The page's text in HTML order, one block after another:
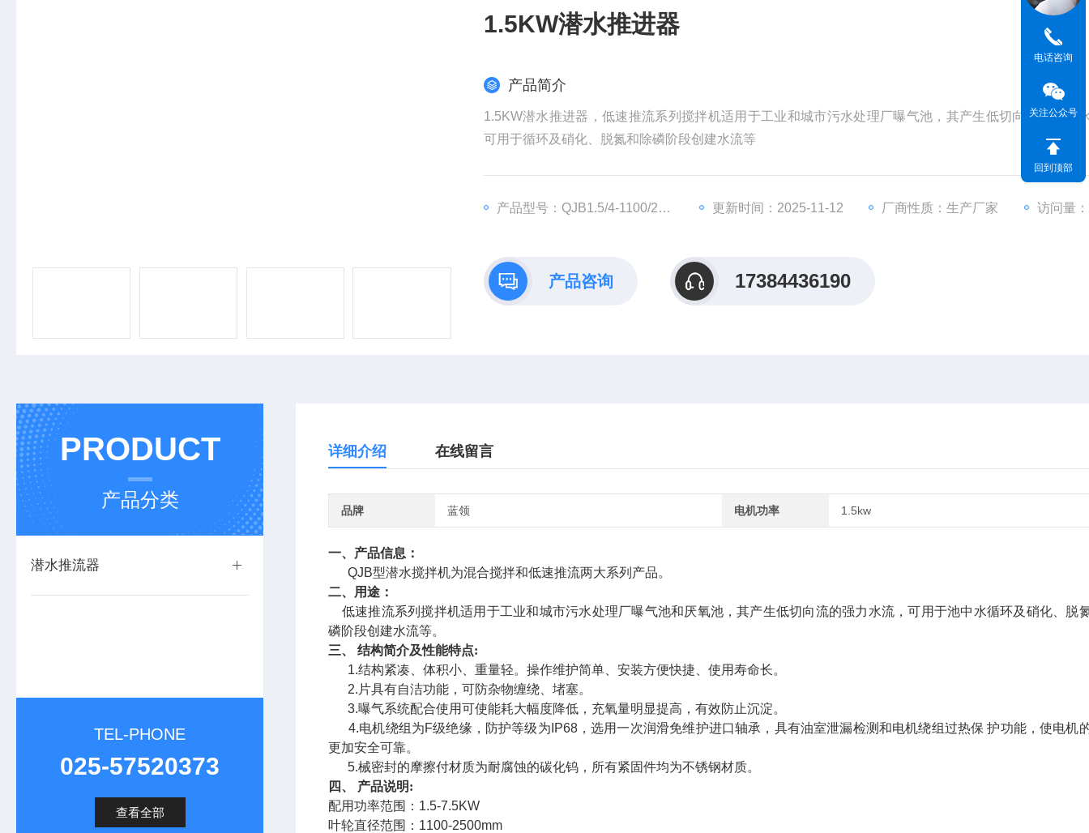
1.5KW潜水推进器
产品简介
1.5KW潜水推进器，低速推流系列搅拌机适用于工业和城市污水处理厂曝气池，其产生低切向流的强力
可用于循环及硝化、脱氮和除磷阶段创建水流等
产品型号：QJB1.5/4-1100/2-63P 更新时间：2025-11-12 厂商性质：生产厂家 访问量
产品咨询 17384436190
PRODUCT
产品分类
潜水推流器
TEL-PHONE
025-57520373
查看全部
详细介绍 在线留言
品牌 蓝领 电机功率 1.5kw
一、产品信息：
QJB型潜水搅拌机为混合搅拌和低速推流两大系列产品。
二、
用途：
低速推流系列搅拌机适用于工业和城市污水处理厂曝气池和厌氧池，其产生低切向流的强力水流，可用于池中水循环及硝化、脱
磷阶段创建水流等。
三、 结构简介及性能特点:
1.结构紧凑、体积小、重量轻。操作维护简单、安装方便快捷、使用寿命长。
2.片具有自洁功能，可防杂物缠绕、堵塞。
3.曝气系统配合使用可使能耗大幅度降低，充氧量明显提高，有效防止沉淀。
4.电机绕组为F级绝缘，防护等级为IP68，选用一次润滑免维护进口轴承，具有油室泄漏检测和电机绕组过热保 护功能，使电机
更加安全可靠。
5.械密封的摩擦付材质为耐腐蚀的碳化钨，所有紧固件均为不锈钢材质。
四、 产品说明:
配用功率范围：1.5-7.5KW
叶轮直径范围：1100-2500mm
电话咨询
关注公众号
回到顶部